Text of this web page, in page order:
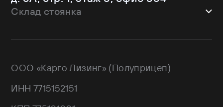
Schmitz Cargobull
Shacman
Wielton
Валдай
НЕФАЗ
Склад стоянка
171 GPS: 55.443540, 37.293077
ООО «Карго Лизинг» (Полуприцеп)
ИНН 7715152151